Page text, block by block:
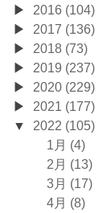
2016 (104)
2017 (136)
2018 (73)
2019 (237)
2020 (229)
2021 (177)
2022 (105)
1月 (4)
2月 (13)
3月 (17)
4月 (8)